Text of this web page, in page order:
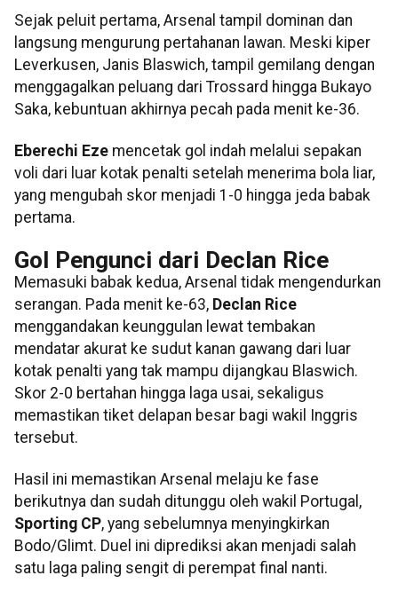
Sejak peluit pertama, Arsenal tampil dominan dan
langsung mengurung pertahanan lawan. Meski kiper
Leverkusen, Janis Blaswich, tampil gemilang dengan
menggagalkan peluang dari Trossard hingga Bukayo
Saka, kebuntuan akhirnya pecah pada menit ke-36.
Eberechi Eze mencetak gol indah melalui sepakan
voli dari luar kotak penalti setelah menerima bola liar,
yang mengubah skor menjadi 1-0 hingga jeda babak
pertama.
Gol Pengunci dari Declan Rice
Memasuki babak kedua, Arsenal tidak mengendurkan
serangan. Pada menit ke-63, Declan Rice
menggandakan keunggulan lewat tembakan
mendatar akurat ke sudut kanan gawang dari luar
kotak penalti yang tak mampu dijangkau Blaswich.
Skor 2-0 bertahan hingga laga usai, sekaligus
memastikan tiket delapan besar bagi wakil Inggris
tersebut.
Hasil ini memastikan Arsenal melaju ke fase
berikutnya dan sudah ditunggu oleh wakil Portugal,
Sporting CP, yang sebelumnya menyingkirkan
Bodo/Glimt. Duel ini diprediksi akan menjadi salah
satu laga paling sengit di perempat final nanti.